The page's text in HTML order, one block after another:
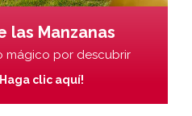
las Manzanas
mágico por descubrir
clic aquí!